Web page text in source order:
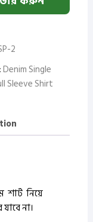
2
Denim Single
Sleeve Shirt
নিয়ে
না।